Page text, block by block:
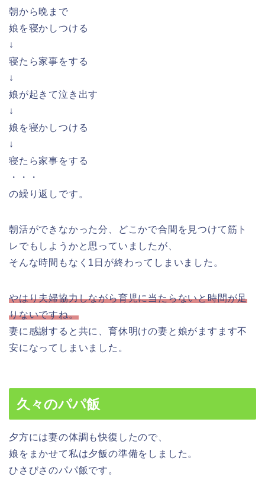
朝から晩まで
娘を寝かしつける
↓
寝たら家事をする
↓
娘が起きて泣き出す
↓
娘を寝かしつける
↓
寝たら家事をする
・・・
の繰り返しです。
朝活ができなかった分、どこかで合間を見つけて筋ト
レでもしようかと思っていましたが、
そんな時間もなく1日が終わってしまいました。
やはり夫婦協力しながら育児に当たらないと時間が足
りないですね。
妻に感謝すると共に、育休明けの妻と娘がますます不
安になってしまいました。
久々のパパ飯
夕方には妻の体調も快復したので、
娘をまかせて私は夕飯の準備をしました。
ひさびさのパパ飯です。